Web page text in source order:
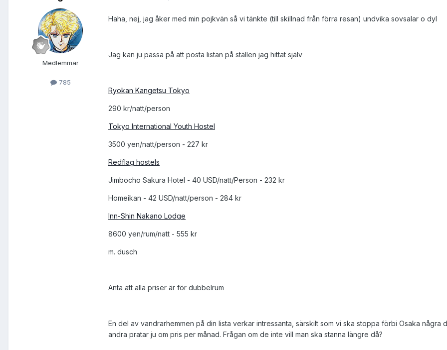
Medlemmar
785
Haha, nej, jag åker med min pojkvän så vi tänkte (till skillnad från förra resan) undvika sovsalar o dyl
Jag kan ju passa på att posta listan på ställen jag hittat själv
Ryokan Kangetsu Tokyo
290 kr/natt/person
Tokyo International Youth Hostel
3500 yen/natt/person - 227 kr
Redflag hostels
Jimbocho Sakura Hotel - 40 USD/natt/Person - 232 kr
Homeikan - 42 USD/natt/person - 284 kr
Inn-Shin Nakano Lodge
8600 yen/rum/natt - 555 kr
m. dusch
Anta att alla priser är för dubbelrum
En del av vandrarhemmen på din lista verkar intressanta, särskilt som vi ska stoppa förbi Osaka
andra pratar ju om pris per månad. Frågan om de inte vill man ska stanna längre då?